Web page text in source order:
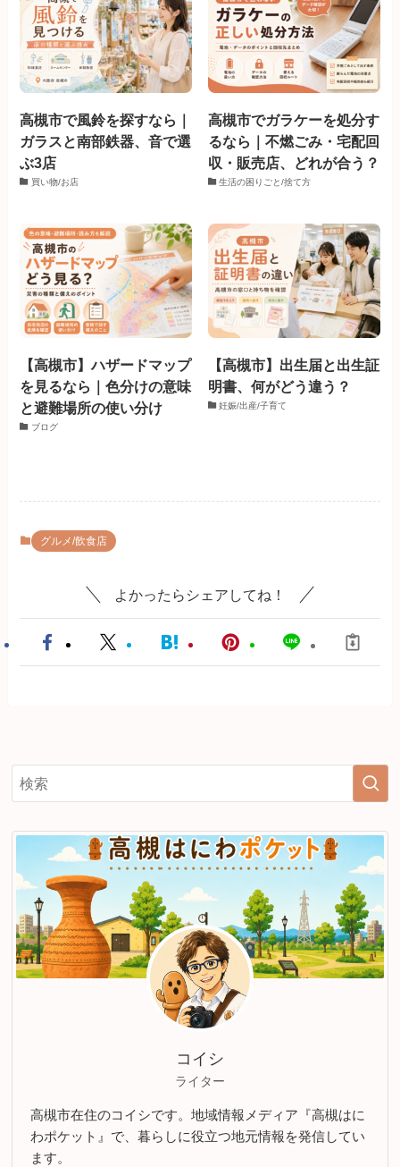
高槻市で風鈴を探すなら｜
ガラスと南部鉄器、音で選
ぶ3店
買い物/お店
高槻市でガラケーを処分す
るなら｜不燃ごみ・宅配回
収・販売店、どれが合う？
生活の困りごと/捨て方
【高槻市】ハザードマップ
を見るなら｜色分けの意味
と避難場所の使い分け
ブログ
【高槻市】出生届と出生証
明書、何がどう違う？
妊娠/出産/子育て
グルメ/飲食店
よかったらシェアしてね！
コイシ
ライター
高槻市在住のコイシです。地域情報メディア『高槻はに
わポケット』で、暮らしに役立つ地元情報を発信してい
ます。